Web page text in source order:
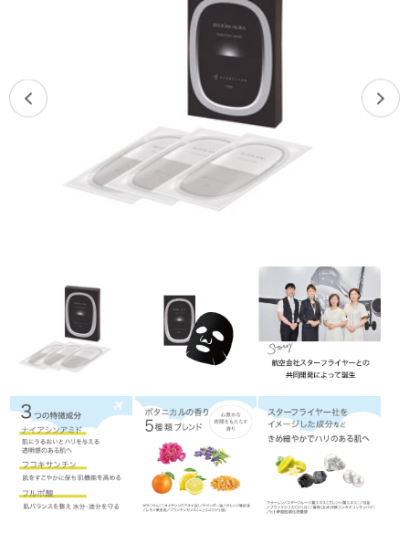
アクアイーズ
フェミリカ
マザーズエンブレイス
SAVC
ラボライン
ミライワ
E.E
ヘアラスター
マーヴェラティ
太古の記憶